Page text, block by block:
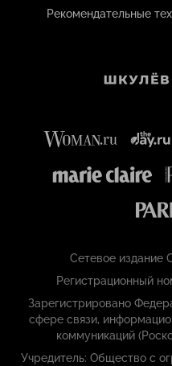
Рекомендательные
Сетевое издание
Регистрационный
Зарегистрировано
сфере связи,
коммуникаций
Учредитель: Общество с